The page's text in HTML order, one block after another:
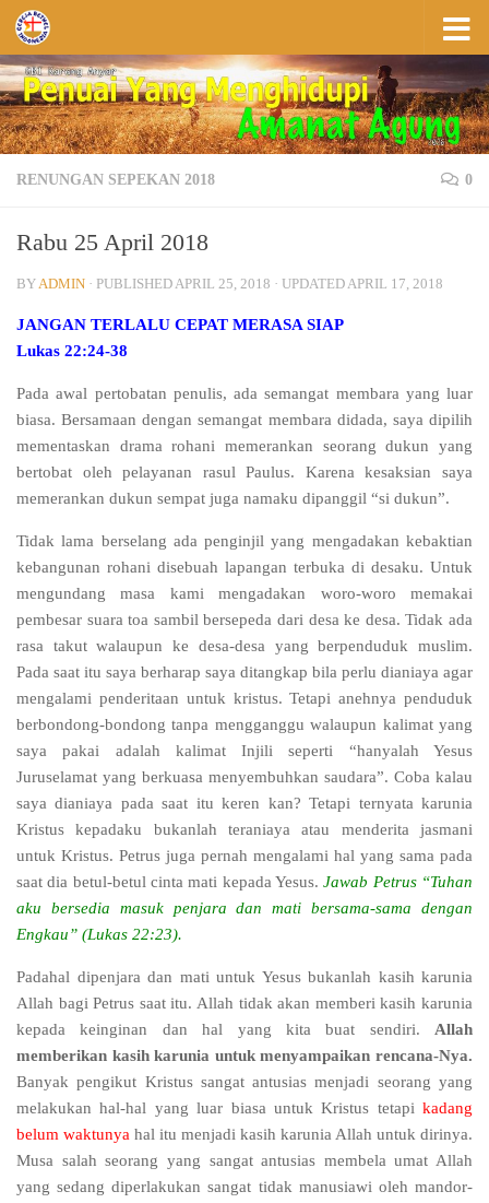
Skip to content
RENUNGAN SEPEKAN 2018 0
Rabu 25 April 2018
BYADMIN · PUBLISHEDAPRIL 25, 2018 · UPDATEDAPRIL 17, 2018
JANGAN TERLALU CEPAT MERASA SIAP
Lukas 22:24-38
Pada awal pertobatan penulis, ada semangat membara yang luar
biasa. Bersamaan dengan semangat membara didada, saya dipilih
mementaskan drama rohani memerankan seorang dukun yang
bertobat oleh pelayanan rasul Paulus. Karena kesaksian saya
memerankan dukun sempat juga namaku dipanggil “si dukun”.
Tidak lama berselang ada penginjil yang mengadakan kebaktian
kebangunan rohani disebuah lapangan terbuka di desaku. Untuk
mengundang masa kami mengadakan woro-woro memakai
pembesar suara toa sambil bersepeda dari desa ke desa. Tidak ada
rasa takut walaupun ke desa-desa yang berpenduduk muslim.
Pada saat itu saya berharap saya ditangkap bila perlu dianiaya agar
mengalami penderitaan untuk kristus. Tetapi anehnya penduduk
berbondong-bondong tanpa mengganggu walaupun kalimat yang
saya pakai adalah kalimat Injili seperti “hanyalah Yesus
Juruselamat yang berkuasa menyembuhkan saudara”. Coba kalau
saya dianiaya pada saat itu keren kan? Tetapi ternyata karunia
Kristus kepadaku bukanlah teraniaya atau menderita jasmani
untuk Kristus. Petrus juga pernah mengalami hal yang sama pada
saat dia betul-betul cinta mati kepada Yesus.Jawab Petrus “Tuhan
aku bersedia masuk penjara dan mati bersama-sama dengan
Engkau” (Lukas 22:23).
Padahal dipenjara dan mati untuk Yesus bukanlah kasih karunia
Allah bagi Petrus saat itu. Allah tidak akan memberi kasih karunia
kepada keinginan dan hal yang kita buat sendiri. Allah
memberikan kasih karunia untuk menyampaikan rencana-Nya.
Banyak pengikut Kristus sangat antusias menjadi seorang yang
melakukan hal-hal yang luar biasa untuk Kristus tetapi kadang
belum waktunya hal itu menjadi kasih karunia Allah untuk dirinya.
Musa salah seorang yang sangat antusias membela umat Allah
yang sedang diperlakukan sangat tidak manusiawi oleh mandor-